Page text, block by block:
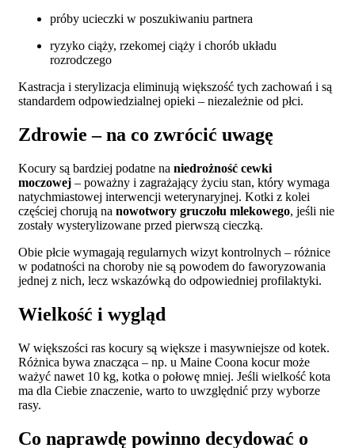
próby ucieczki w poszukiwaniu partnera
ryzyko ciąży, rzekomej ciąży i chorób układu
rozrodczego
Kastracja i sterylizacja eliminują większość tych zachowań i są
standardem odpowiedzialnej opieki – niezależnie od płci.
Zdrowie – na co zwrócić uwagę
Kocury są bardziej podatne na niedrożność cewki
moczowej – poważny i zagrażający życiu stan, który wymaga
natychmiastowej interwencji weterynaryjnej. Kotki z kolei
częściej chorują na nowotwory gruczołu mlekowego, jeśli nie
zostały wysterylizowane przed pierwszą cieczką.
Obie płcie wymagają regularnych wizyt kontrolnych – różnice
w podatności na choroby nie są powodem do faworyzowania
jednej z nich, lecz wskazówką do odpowiedniej profilaktyki.
Wielkość i wygląd
W większości ras kocury są większe i masywniejsze od kotek.
Różnica bywa znacząca – np. u Maine Coona kocur może
ważyć nawet 10 kg, kotka o połowę mniej. Jeśli wielkość kota
ma dla Ciebie znaczenie, warto to uwzględnić przy wyborze
rasy.
Co naprawdę powinno decydować o